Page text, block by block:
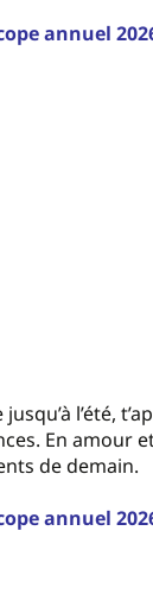
annuel
l’été,
En amour
de demain.
annuel